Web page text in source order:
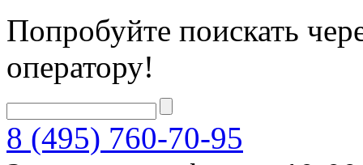
Попробуйте поискать
оператору!
8 (495) 760-70-95